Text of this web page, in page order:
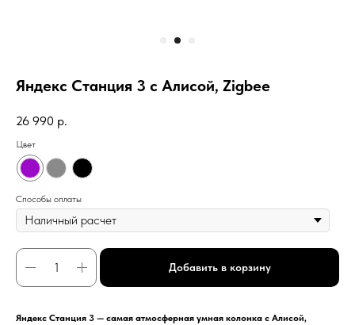
Яндекс Станция 3 с Алисой, Zigbee
26 990 р.
Цвет
Способы оплаты
Добавить в корзину
Яндекс Станция 3 — самая атмосферная умная колонка с Алисой,